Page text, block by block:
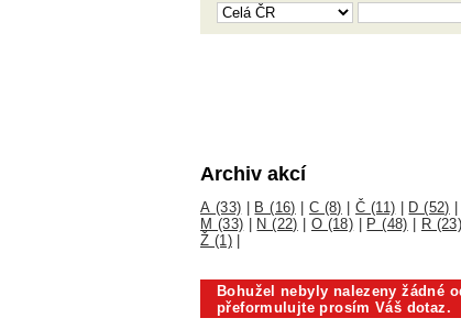
Archiv akcí
A (33) B (16) C (8) |Č (11) D (52)
M (33)
N (22) O (18) P (48) R (23)
Ž (1)|
Bohužel nebyly nalezeny žádné
přeformulujte prosím Váš dotaz.